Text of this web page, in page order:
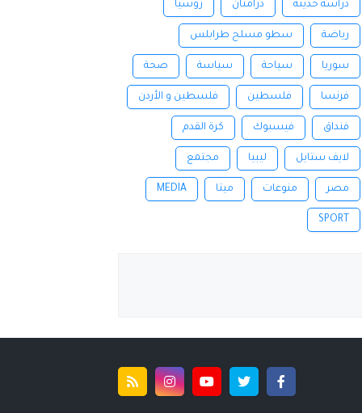
دراسة حديثة درامنان روسيا
رياضة سطو مسلح طرابلس
سوريا سياحة سياسة صحة
فرنسا فلسطين فلسطين و الأردن
فنداق فيسبوك كرة القدم
لايف ستايل ليبيا مجتمع
مصر منوعات ميتا MEDIA
SPORT